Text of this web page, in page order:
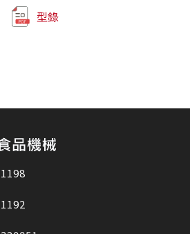
型錄